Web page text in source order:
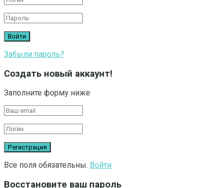
Забыли пароль?
Создать новый аккаунт!
Заполните форму ниже
Все поля обязательны. Войти
Восстановите ваш пароль